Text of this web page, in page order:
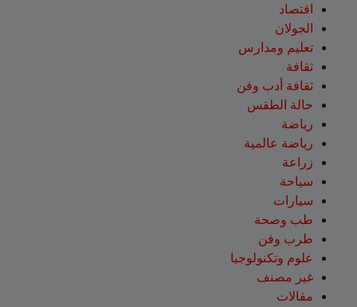
اقتصاد
الجولان
تعليم ومدارس
ثقافة
ثقافة أدب وفن
حالة الطقس
رياضة
رياضة عالمية
زراعة
سياحة
سيارات
طب وصحة
طرب وفن
علوم وتكنولوجيا
غير مصنف
مقالات